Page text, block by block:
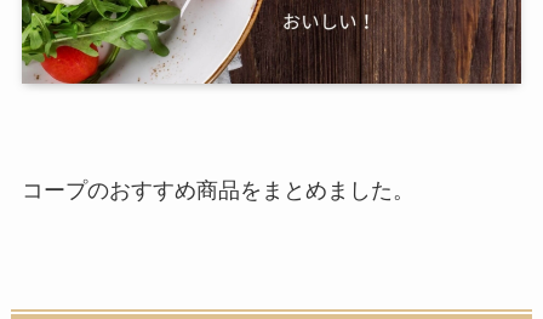
コープのおすすめ商品をまとめました。